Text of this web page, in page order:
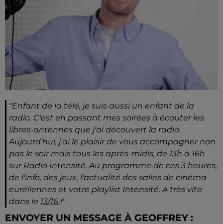
"Enfant de la télé, je suis aussi un enfant de la
radio. C'est en passant mes soirées à écouter les
libres-antennes que j'ai découvert la radio.
Aujourd'hui, j'ai le plaisir de vous accompagner non
pas le soir mais tous les après-midis, de 13h à 16h
sur Radio Intensité. Au programme de ces 3 heures,
de l'info, des jeux, l'actualité des salles de cinéma
euréliennes et votre playlist Intensité. A très vite
dans le 13/16 !"
ENVOYER UN MESSAGE À GEOFFREY :